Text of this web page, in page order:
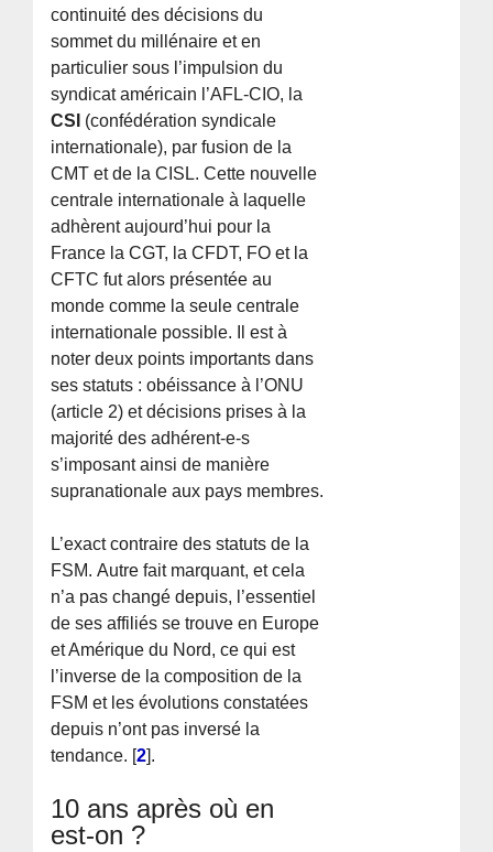
continuité des décisions du
sommet du millénaire et en
particulier sous l’impulsion du
syndicat américain l’AFL-CIO, la
CSI (confédération syndicale
internationale), par fusion de la
CMT et de la CISL. Cette nouvelle
centrale internationale à laquelle
adhèrent aujourd’hui pour la
France la CGT, la CFDT, FO et la
CFTC fut alors présentée au
monde comme la seule centrale
internationale possible. Il est à
noter deux points importants dans
ses statuts : obéissance à l’ONU
(article 2) et décisions prises à la
majorité des adhérent-e-s
s’imposant ainsi de manière
supranationale aux pays membres.
L’exact contraire des statuts de la
FSM. Autre fait marquant, et cela
n’a pas changé depuis, l’essentiel
de ses affiliés se trouve en Europe
et Amérique du Nord, ce qui est
l’inverse de la composition de la
FSM et les évolutions constatées
depuis n’ont pas inversé la
tendance. [2].
10 ans après où en
est-on ?